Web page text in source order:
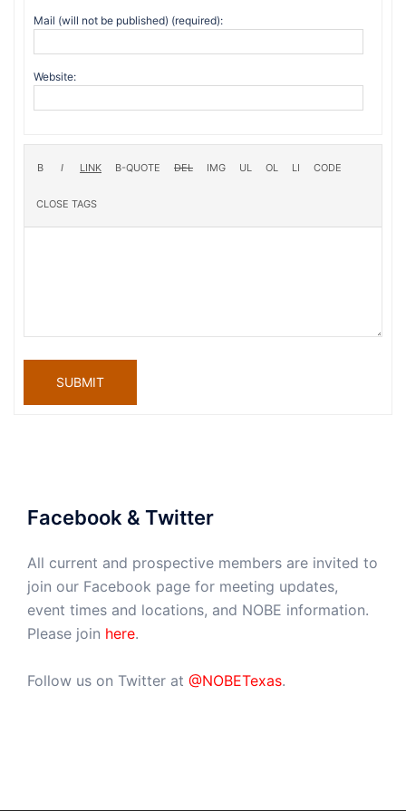
Mail (will not be published) (required):
Website:
SUBMIT
Facebook & Twitter
All current and prospective members are invited to
join our Facebook page for meeting updates,
event times and locations, and NOBE information.
Please join here.
Follow us on Twitter at @NOBETexas.